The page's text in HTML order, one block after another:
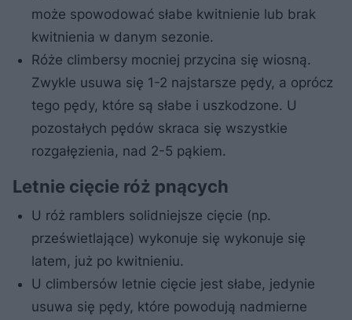
może spowodować słabe kwitnienie lub brak
kwitnienia w danym sezonie.
Róże climbersy mocniej przycina się wiosną.
Zwykle usuwa się 1-2 najstarsze pędy, a oprócz
tego pędy, które są słabe i uszkodzone. U
pozostałych pędów skraca się wszystkie
rozgałęzienia, nad 2-5 pąkiem.
Letnie cięcie róż pnących
U róż ramblers solidniejsze cięcie (np.
prześwietlające) wykonuje się wykonuje się
latem, już po kwitnieniu.
U climbersów letnie cięcie jest słabe, jedynie
usuwa się pędy, które powodują nadmierne